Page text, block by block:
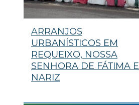
ARRANJOS
URBANÍSTICOS EM
REQUEIXO, NOSSA
SENHORA DE FÁTIMA E
NARIZ